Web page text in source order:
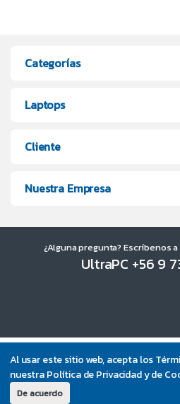
Al usar este sitio web, acepta los
nuestra Política de Privacidad y de
De acuerdo
Categorías
Laptops
Cliente
Nuestra Empresa
¿Alguna pregunta? Escríbenos
UltraPC +56 9